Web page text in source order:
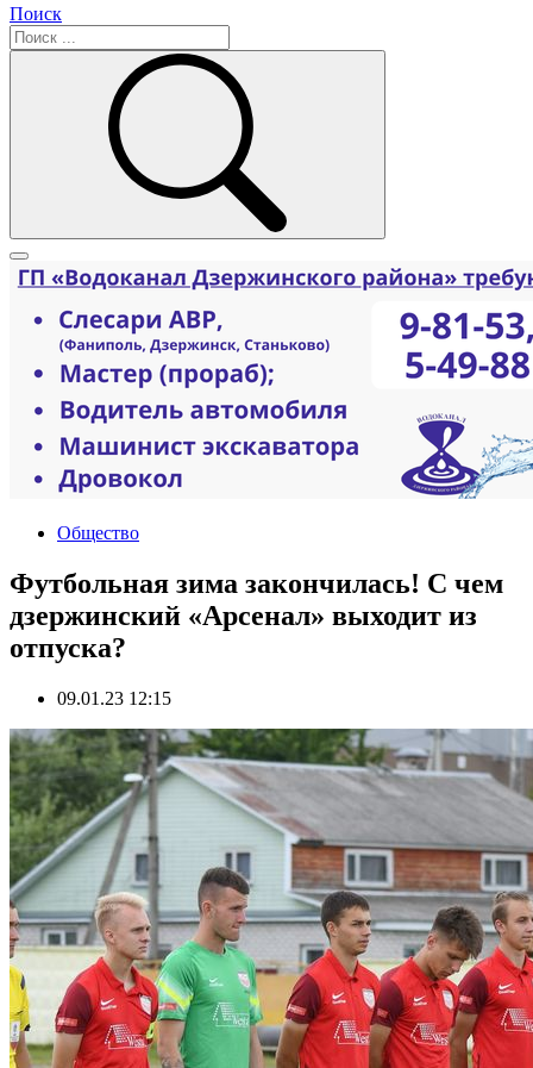
Поиск
Общество
Футбольная зима закончилась! С чем
дзержинский «Арсенал» выходит из
отпуска?
09.01.23 12:15